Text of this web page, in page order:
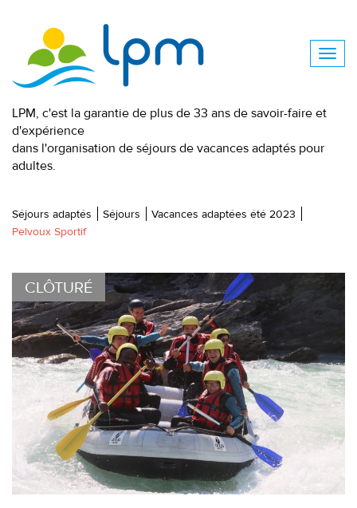
LPM, c'est la garantie de plus de 33 ans de savoir-faire et
d'expérience
dans l'organisation de séjours de vacances adaptés pour
adultes.
Séjours adaptés Séjours
Vacances adaptées été 2023
Pelvoux Sportif
CLÔTURÉ